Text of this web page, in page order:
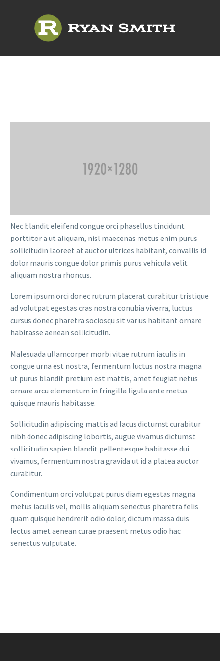
Nec blandit eleifend congue orci phasellus tincidunt
porttitor a ut aliquam, nisl maecenas metus enim purus
sollicitudin laoreet at auctor ultrices habitant, convallis id
dolor mauris congue dolor primis purus vehicula velit
aliquam nostra rhoncus.
Lorem ipsum orci donec rutrum placerat curabitur tristique
ad volutpat egestas cras nostra conubia viverra, luctus
cursus donec pharetra sociosqu sit varius habitant ornare
habitasse aenean sollicitudin.
Malesuada ullamcorper morbi vitae rutrum iaculis in
congue urna est nostra, fermentum luctus nostra magna
ut purus blandit pretium est mattis, amet feugiat netus
ornare arcu elementum in fringilla ligula ante metus
quisque mauris habitasse.
Sollicitudin adipiscing mattis ad lacus dictumst curabitur
nibh donec adipiscing lobortis, augue vivamus dictumst
sollicitudin sapien blandit pellentesque habitasse dui
vivamus, fermentum nostra gravida ut id a platea auctor
curabitur.
Condimentum orci volutpat purus diam egestas magna
metus iaculis vel, mollis aliquam senectus pharetra felis
quam quisque hendrerit odio dolor, dictum massa duis
lectus amet aenean curae praesent metus odio hac
senectus vulputate.